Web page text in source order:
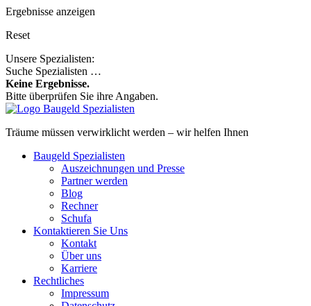
Ergebnisse anzeigen
Reset
Unsere Spezialisten:
Suche Spezialisten …
Keine Ergebnisse.
Bitte überprüfen Sie ihre Angaben.
Träume müssen verwirklicht werden – wir helfen Ihnen
Baugeld Spezialisten
Auszeichnungen und Presse
Partner werden
Blog
Rechner
Schufa
Kontaktieren Sie Uns
Kontakt
Über uns
Karriere
Rechtliches
Impressum